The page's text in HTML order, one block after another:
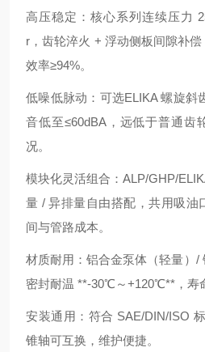
高压稳定：核心系列连续压力
r，齿轮淬火 + 浮动侧板间隙补
效率≥94%。
低噪低脉动：可选ELIKA 螺旋斜
音低至≤60dBA，远低于普通齿
况。
模块化灵活组合：ALP/GHP/
量 / 异排量自由搭配，共用吸油
间与管路成本。
材质耐用：铝合金泵体（轻量）/
密封耐温 **-30℃～+120℃**，寿
安装通用：符合 SAE/DIN/ISO
锥轴可互换，维护便捷。